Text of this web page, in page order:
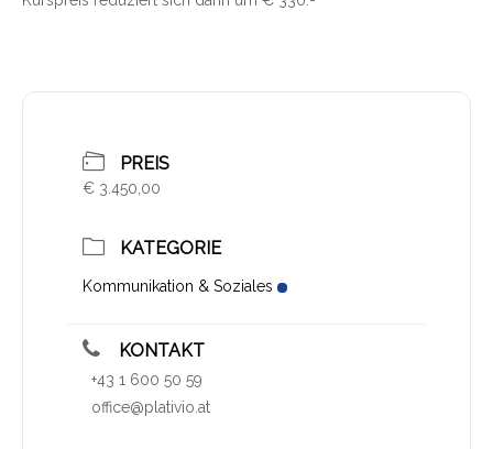
PREIS
€ 3.450,00
KATEGORIE
Kommunikation & Soziales
KONTAKT
+43 1 600 50 59
office@plativio.at